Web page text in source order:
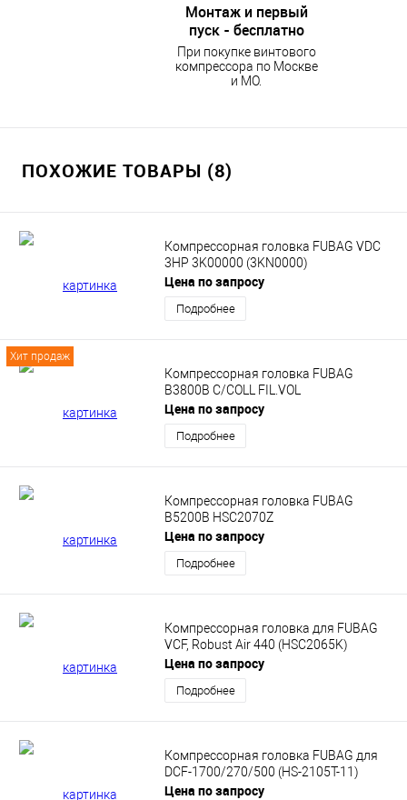
Монтаж и первый
пуск - бесплатно
При покупке винтового
компрессора по Москве
и МО.
ПОХОЖИЕ ТОВАРЫ (8)
Компрессорная головка FUBAG VDC
3HP 3K00000 (3KN0000)
Цена по запросу
Подробнее
Хит продаж
Компрессорная головка FUBAG
B3800B C/COLL FIL.VOL
Цена по запросу
Подробнее
Компрессорная головка FUBAG
B5200B HSC2070Z
Цена по запросу
Подробнее
Компрессорная головка для FUBAG
VCF, Robust Air 440 (HSC2065K)
Цена по запросу
Подробнее
Компрессорная головка FUBAG для
DCF-1700/270/500 (HS-2105T-11)
Цена по запросу